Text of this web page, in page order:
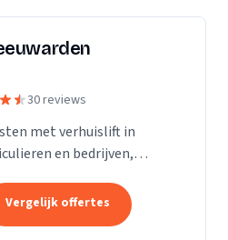
30 reviews
met verhuislift in
en bedrijven,
Vergelijk offertes